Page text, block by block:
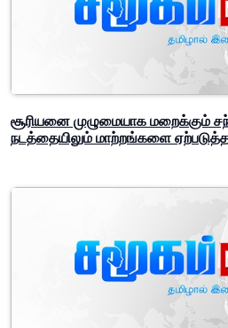
கட்டுப்பாட்டு விலையை மீறிய